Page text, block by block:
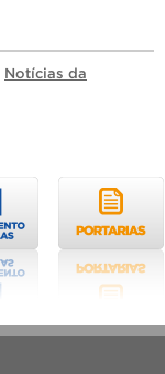
Notícias da